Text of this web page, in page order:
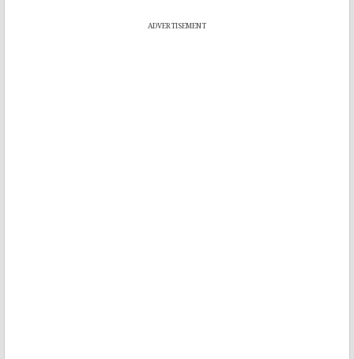
ADVERTISEMENT